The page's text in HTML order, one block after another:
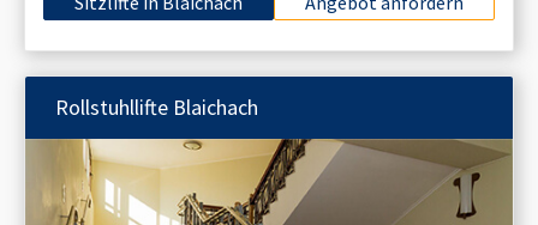
Rollstuhllifte Blaichach